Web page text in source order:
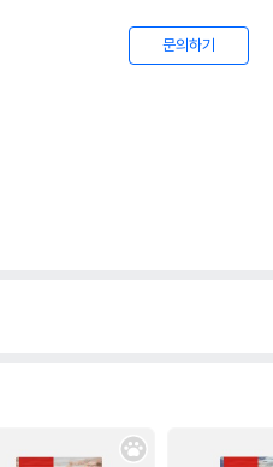
문의하기